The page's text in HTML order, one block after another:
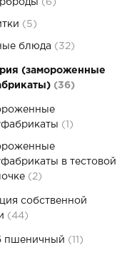
(6)
(5)
блюда (32)
(замороженные
(36)
(1)
в тестовой
(2)
собственной
(44)
пшеничный (11)